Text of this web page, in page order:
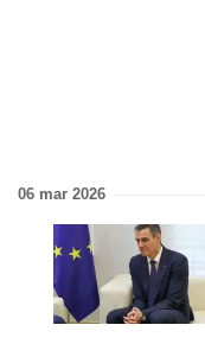
06 mar 2026